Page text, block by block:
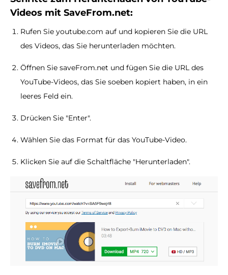
Videos mit SaveFrom.net:
Rufen Sie youtube.com auf und kopieren Sie die URL
des Videos, das Sie herunterladen möchten.
Öffnen Sie saveFrom.net und fügen Sie die URL des
YouTube-Videos, das Sie soeben kopiert haben, in ein
leeres Feld ein.
Drücken Sie "Enter".
Wählen Sie das Format für das YouTube-Video.
Klicken Sie auf die Schaltfläche "Herunterladen".